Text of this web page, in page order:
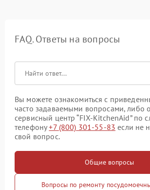
FAQ. Ответы на вопросы
Вы можете ознакомиться с
часто задаваемыми вопросами, либо
сервисный центр “FIX-KitchenAid” по
телефону+7 (800) 301-55-83 если не
свой вопрос.
Общие вопросы
Вопросы по ремонту